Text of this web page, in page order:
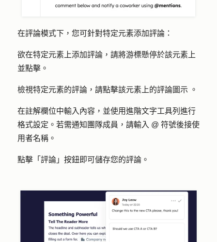
在評論模式下，您可針對特定元素添加評論：
欲在特定元素上添加評論，請將游標懸停於該元素 上
並點擊。
檢視特定元素的評論，請點擊該元素 上的評論圖示 。
在註解欄位中輸入內容，並使用進階文字工具列進行
格式設定。若需通知團隊成員，請輸入 @ 符號後接使
用者名稱。
點擊「 評論 」按鈕即可儲存您的評論。